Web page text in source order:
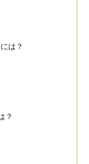
は？
？